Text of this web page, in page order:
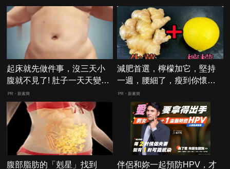
起床就先做件事，沒三天小
腹就不見了! 肚子一天天變
小！
PR・新素簡
減肥首選，檸檬加它，堅持
一週，腰細了，瘦到你懷疑
人生
PR・新素簡
腹部脂肪的「剋星」找到
伴侶和妳一起預防HPV，才